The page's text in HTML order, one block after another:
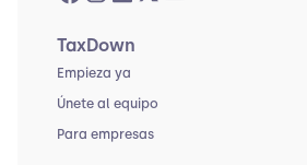
TaxDown
Empieza ya
Únete al equipo
Para empresas